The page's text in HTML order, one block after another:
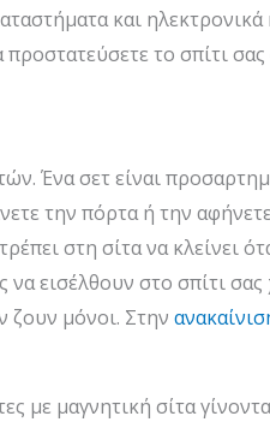
και
το σπίτι
Ένα σετ είναι
την πόρτα ή την
στη σίτα να κλείνει
να εισέλθουν στο σπίτι
ζουν μόνοι. Στην
με μαγνητική σίτα